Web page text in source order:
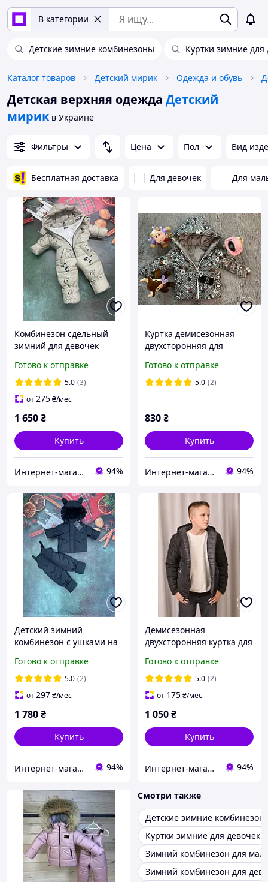
В категории
Детские зимние комбинезоны Куртки зимние для
Каталог товаров Детский мирик Одежда и обувь
Детская верхняя одежда Детский
мирик в Украине
Фильтры Цена Пол Вид
Бесплатная доставка Для девочек Для
Комбинезон сдельный
зимний для девочек
80-86
Готово к отправке
5.0 (3)
от275₴/мес
1 650₴
Купить
Интернет-магазин "GLADYS" 94%
Куртка демисезонная
двухсторонняя для
Minnie серая 80-86
Готово к отправке
5.0 (2)
830₴
Купить
Интернет-магазин "GLADYS" 94%
Детский зимний
комбинезон с ушками на
Готово к отправке
5.0 (2)
от297₴/мес
1 780₴
Купить
Интернет-магазин "GLADYS" 94%
Демисезонная
двухсторонняя куртка для
«Оскар» черный с серым
128
Готово к отправке
5.0 (2)
от 175₴/мес
1 050₴
Купить
Интернет-магазин "GLADYS" 94%
Смотри также
Детские зимние
Куртки зимние для девочек
Зимний комбинезон для
Зимний комбинезон для